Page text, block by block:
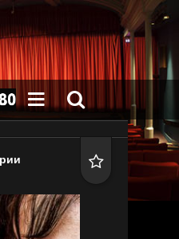
 
